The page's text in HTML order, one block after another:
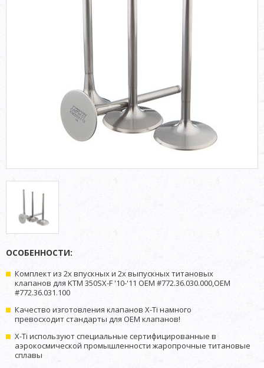
ОСОБЕННОСТИ:
Комплект из 2х впускных и 2х выпускных титановых
клапанов для KTM 350SX-F '10-'11 OEM #772.36.030.000,OEM
#772.36.031.100
Качество изготовления клапанов X-Ti намного
превосходит стандарты для OEM клапанов!
X-Ti используют специальные сертифицированные в
аэрокосмической промышленности жаропрочные титановые
сплавы